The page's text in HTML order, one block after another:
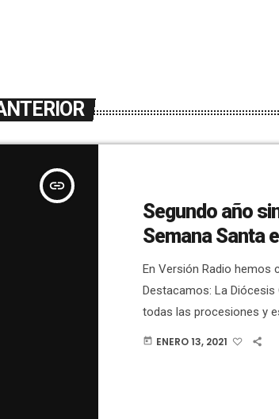
insert_link
Segundo año
Semana Santa
En Versión Radio hemos
Destacamos: La
todas las procesiones y
pública.En el Hospital
today ENERO 13, 2021